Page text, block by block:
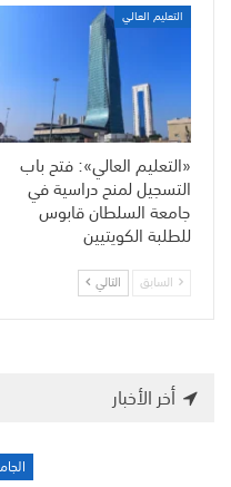
التعليم العالي
«التعليم العالي»: فتح باب
التسجيل لمنح دراسية في
جامعة السلطان قابوس
للطلبة الكويتيين
السابق التالي
أخر الأخبار